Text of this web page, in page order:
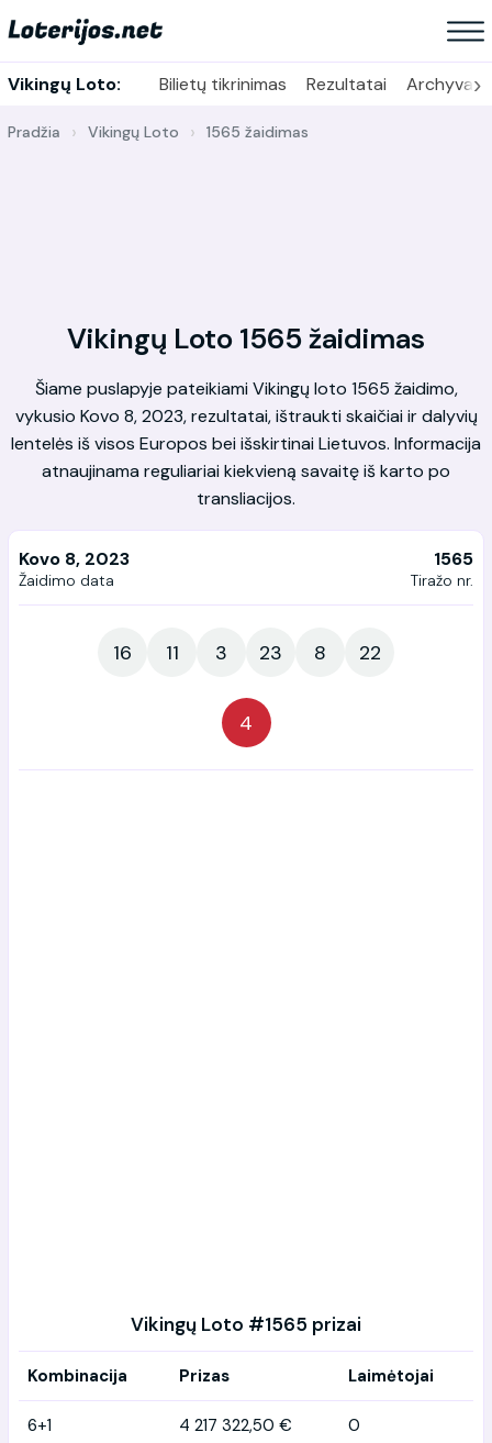
Vikingų Loto: Bilietų tikrinimas Rezultatai Archyvas
›
Pradžia Vikingų Loto 1565 žaidimas
Vikingų Loto 1565 žaidimas
Šiame puslapyje pateikiami Vikingų loto 1565 žaidimo,
vykusio Kovo 8, 2023, rezultatai, ištraukti skaičiai ir dalyvių
lentelės iš visos Europos bei išskirtinai Lietuvos. Informacija
atnaujinama reguliariai kiekvieną savaitę iš karto po
transliacijos.
Kovo 8, 2023
Žaidimo data
1565
Tiražo nr.
16 11 3 23 8 22
4
Vikingų Loto #1565 prizai
Kombinacija Prizas Laimėtojai
6+1 4 217 322,50 € 0